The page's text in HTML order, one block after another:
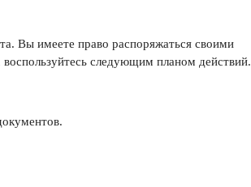
Вы имеете право распоряжаться своими
следующим планом действий.